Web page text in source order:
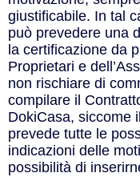
giustificabile. In tal
può prevedere una
la certificazione da
Proprietari e
non rischiare di
compilare il
DokiCasa, siccome
prevede tutte le
indicazioni delle
possibilità di